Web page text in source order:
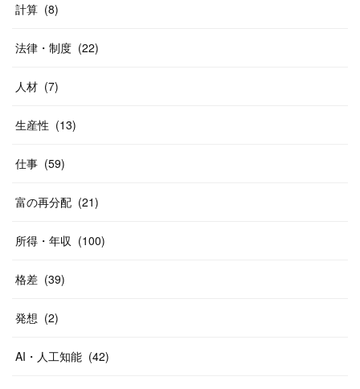
計算 (8)
法律・制度 (22)
人材 (7)
生産性 (13)
仕事 (59)
富の再分配 (21)
所得・年収 (100)
格差 (39)
発想 (2)
AI・人工知能 (42)